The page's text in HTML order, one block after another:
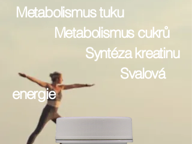
Metabolismus tuku
Metabolismus cukrů
Syntéza kreatinu
Svalová
energie